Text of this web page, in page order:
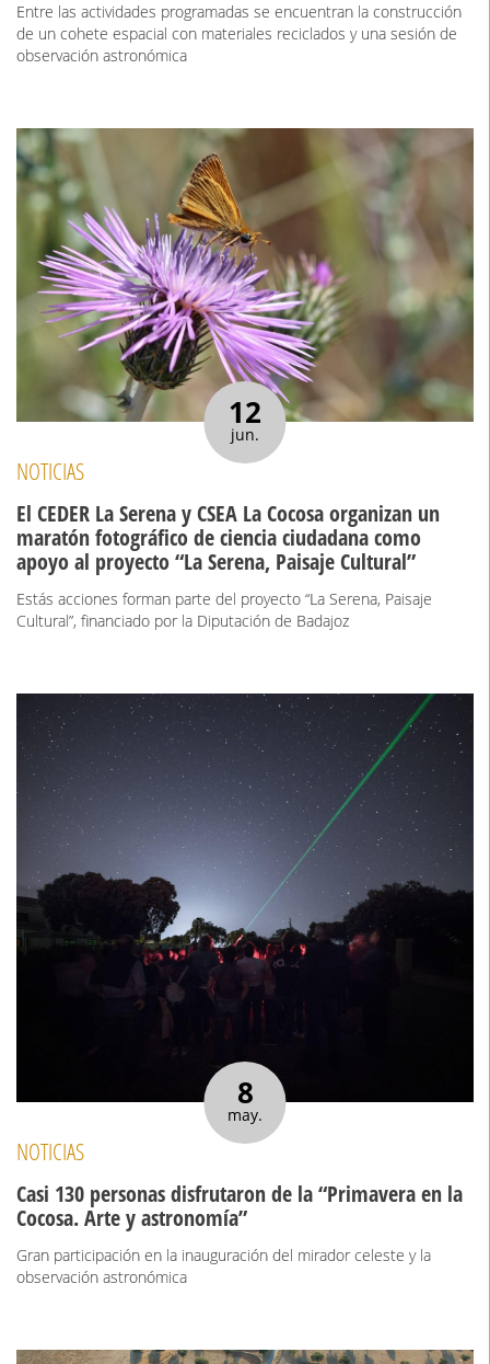
Entre las actividades programadas se encuentran la construcción
de un cohete espacial con materiales reciclados y una sesión de
observación astronómica
12
jun.
NOTICIAS
El CEDER La Serena y CSEA La Cocosa organizan un
maratón fotográfico de ciencia ciudadana como
apoyo al proyecto “La Serena, Paisaje Cultural”
Estás acciones forman parte del proyecto “La Serena, Paisaje
Cultural”, financiado por la Diputación de Badajoz
8
may.
NOTICIAS
Casi 130 personas disfrutaron de la “Primavera en la
Cocosa. Arte y astronomía”
Gran participación en la inauguración del mirador celeste y la
observación astronómica